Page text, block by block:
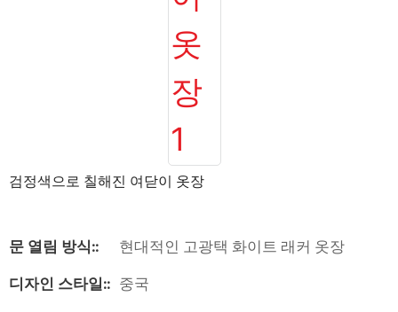
검정색으로 칠해진 여닫이 옷장
문 열림 방식::
현대적인 고광택 화이트 래커 옷장
디자인 스타일:: 중국